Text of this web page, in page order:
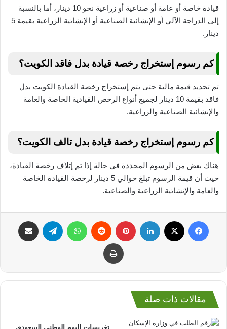
قيادة خاصة أو عامة أو صناعية أو زراعية نحو 10 دينار، أما بالنسبة
إلى الدراجة الآلي أو الإنشائية الصناعية أو الإنشائية الزراعية بقيمة 5
دينار.
كم رسوم إستخراج رخصة قيادة بدل فاقد الكويت؟
تم تحديد قيمة مالية حتى يتم إستخراج رخصة القيادة الكويت بدل
فاقد بقيمة 10 دينار لجميع أنواع الرخص القيادية الخاصة والعامة
والإنشائية الصناعية والزراعية.
كم رسوم إستخراج رخصة قيادة بدل تالف الكويت؟
هناك بعض من الرسوم المحددة في حالة إذا تم إتلاف رخصة القيادة،
حيث أن قيمة الرسوم تبلغ حوالي 5 دينار لرخصة القيادة الخاصة
والعامة والإنشائية الزراعية والصناعية.
فيسبوك لينكدإن بينتيريست واتساب تيلقرام
طباعة
مقالات ذات صلة